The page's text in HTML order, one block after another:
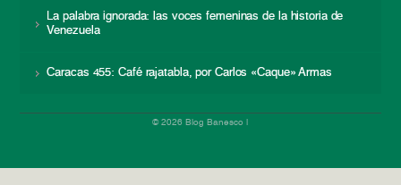
La palabra ignorada: las voces femeninas de la historia de
Venezuela
Caracas 455: Café rajatabla, por Carlos «Caque» Armas
© 2026 Blog Banesco |